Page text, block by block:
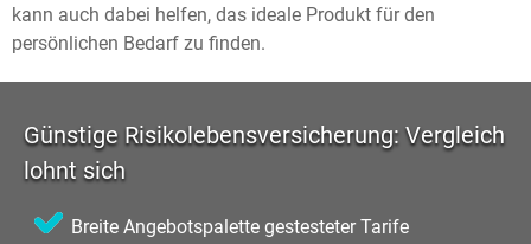
kann auch dabei helfen, das ideale Produkt für den
persönlichen Bedarf zu finden.
Günstige Risikolebensversicherung: Vergleich
lohnt sich
Breite Angebotspalette gestesteter Tarife